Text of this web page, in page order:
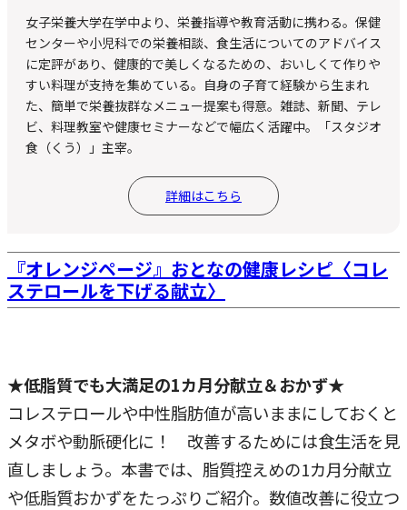
女子栄養大学在学中より、栄養指導や教育活動に携わる。保健
センターや小児科での栄養相談、食生活についてのアドバイス
に定評があり、健康的で美しくなるための、おいしくて作りや
すい料理が支持を集めている。自身の子育て経験から生まれ
た、簡単で栄養抜群なメニュー提案も得意。雑誌、新聞、テレ
ビ、料理教室や健康セミナーなどで幅広く活躍中。「スタジオ
食（くう）」主宰。
詳細はこちら
『オレンジページ』おとなの健康レシピ〈コレ
ステロールを下げる献立〉
★低脂質でも大満足の1カ月分献立＆おかず★
コレステロールや中性脂肪値が高いままにしておくと
メタボや動脈硬化に！ 改善するためには食生活を見
直しましょう。本書では、脂質控えめの1カ月分献立
や低脂質おかずをたっぷりご紹介。数値改善に役立つ